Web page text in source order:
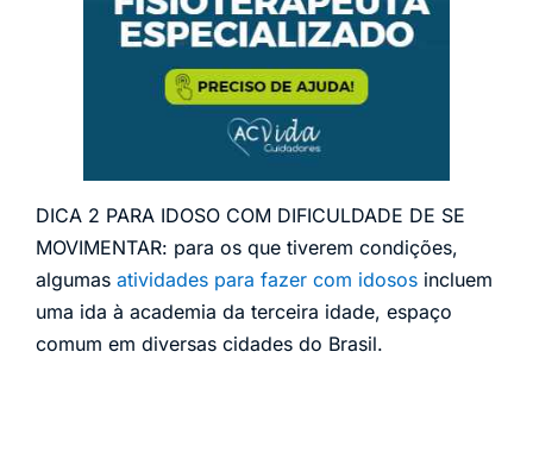
DICA 2 PARA IDOSO COM DIFICULDADE DE SE
MOVIMENTAR: para os que tiverem condições,
algumas atividades para fazer com idosos incluem
uma ida à academia da terceira idade, espaço
comum em diversas cidades do Brasil.